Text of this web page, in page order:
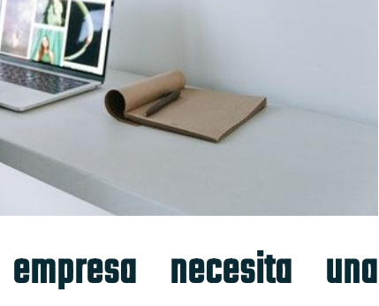
necesita una